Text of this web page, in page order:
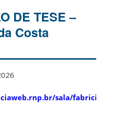
DE TESE –
Costa
sala/fabricia-